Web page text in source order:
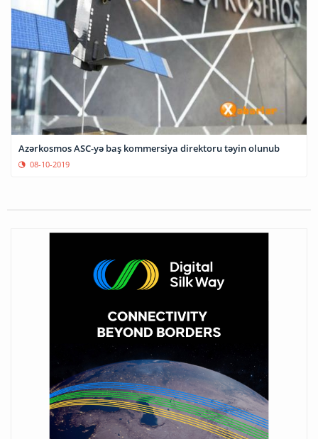
Azərkosmos ASC-yə baş kommersiya direktoru təyin olunub
08-10-2019